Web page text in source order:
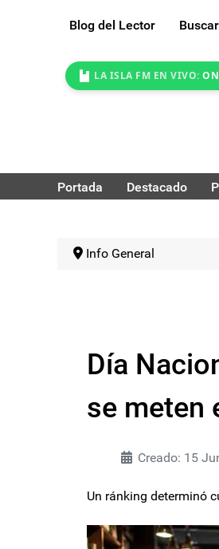
Blog del Lector Buscar
LA ISLA FM EN VIVO:
Portada Destacado
Info General
Día
se meten
Creado: 15
Un ránking determinó